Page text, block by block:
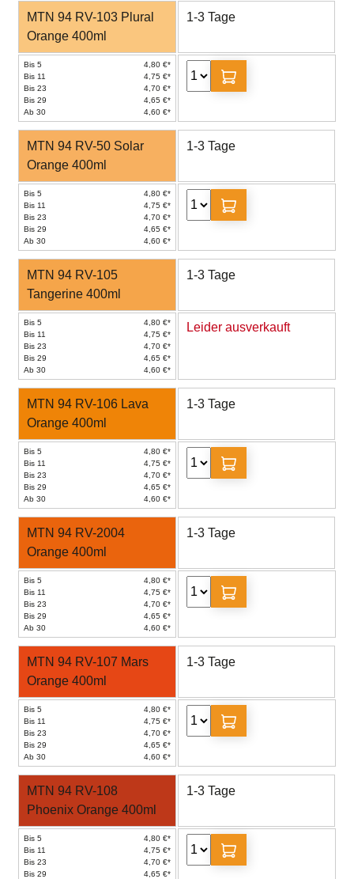
MTN 94 RV-103 Plural
Orange 400ml
1-3 Tage
Bis 5
4,80 €*
Bis 11
4,75 €*
Bis 23
4,70 €*
Bis 29
4,65 €*
Ab 30
4,60 €*
MTN 94 RV-50 Solar
Orange 400ml
1-3 Tage
Bis 5
4,80 €*
Bis 11
4,75 €*
Bis 23
4,70 €*
Bis 29
4,65 €*
Ab 30
4,60 €*
MTN 94 RV-105
Tangerine 400ml
1-3 Tage
Bis 5
4,80 €*
Bis 11
4,75 €*
Bis 23
4,70 €*
Bis 29
4,65 €*
Ab 30
4,60 €*
Leider ausverkauft
MTN 94 RV-106 Lava
Orange 400ml
1-3 Tage
Bis 5
4,80 €*
Bis 11
4,75 €*
Bis 23
4,70 €*
Bis 29
4,65 €*
Ab 30
4,60 €*
MTN 94 RV-2004
Orange 400ml
1-3 Tage
Bis 5
4,80 €*
Bis 11
4,75 €*
Bis 23
4,70 €*
Bis 29
4,65 €*
Ab 30
4,60 €*
MTN 94 RV-107 Mars
Orange 400ml
1-3 Tage
Bis 5
4,80 €*
Bis 11
4,75 €*
Bis 23
4,70 €*
Bis 29
4,65 €*
Ab 30
4,60 €*
MTN 94 RV-108
Phoenix Orange 400ml
1-3 Tage
Bis 5
4,80 €*
Bis 11
4,75 €*
Bis 23
4,70 €*
Bis 29
4,65 €*